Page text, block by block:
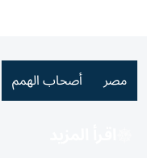
مصر أصحاب الهمم